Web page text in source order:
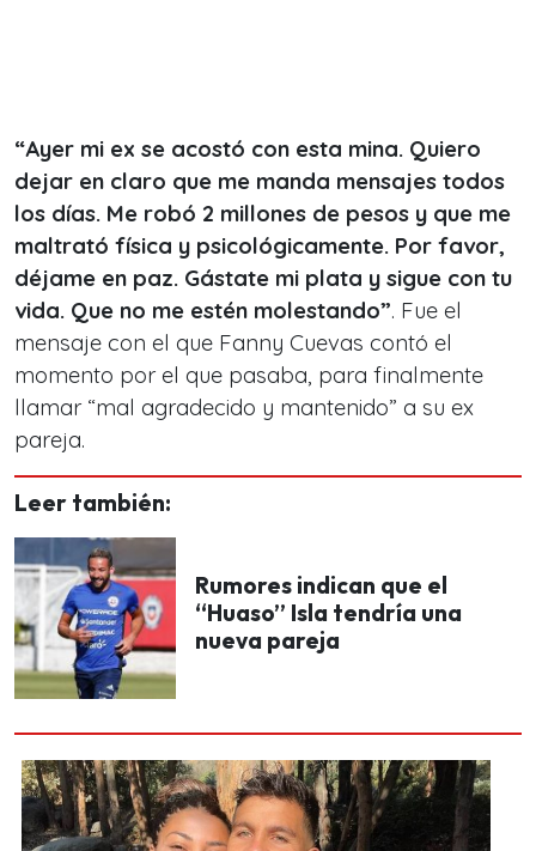
“Ayer mi ex se acostó con esta mina. Quiero
dejar en claro que me manda mensajes todos
los días. Me robó 2 millones de pesos y que me
maltrató física y psicológicamente. Por favor,
déjame en paz. Gástate mi plata y sigue con tu
vida. Que no me estén molestando”. Fue el
mensaje con el que Fanny Cuevas contó el
momento por el que pasaba, para finalmente
llamar “mal agradecido y mantenido” a su ex
pareja.
Leer también:
Rumores indican que el
“Huaso” Isla tendría una
nueva pareja